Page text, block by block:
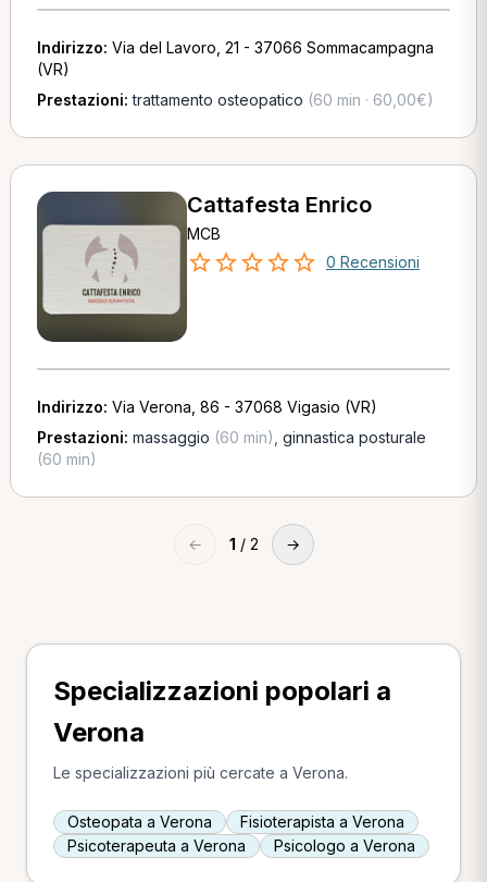
Indirizzo: Via del Lavoro, 21 - 37066 Sommacampagna
(VR)
Prestazioni:trattamento osteopatico (60 min · 60,00€)
Cattafesta Enrico
MCB
0 Recensioni
Indirizzo: Via Verona, 86 - 37068 Vigasio (VR)
Prestazioni: massaggio (60 min) ginnastica posturale
(60 min)
← 1 / 2 →
Specializzazioni popolari a
Verona
Le specializzazioni più cercate a Verona.
Osteopata a Verona
Fisioterapista a Verona
Psicoterapeuta a Verona
Psicologo a Verona